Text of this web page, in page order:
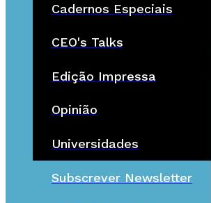
Cadernos Especiais
CEO's Talks
Edição Impressa
Opinião
Universidades
Subscrever Newsletter